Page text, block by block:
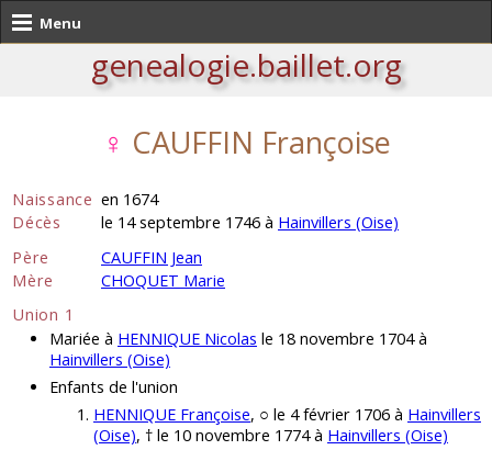
Menu
genealogie.baillet.org
♀ CAUFFIN Françoise
Naissance en 1674
Décès
le 14 septembre 1746 à Hainvillers (Oise)
Père
CAUFFIN Jean
Mère
CHOQUET Marie
Union 1
Mariée à HENNIQUE Nicolas le 18 novembre 1704 à
Hainvillers (Oise)
Enfants de l'union
HENNIQUE Françoise, ○ le 4 février 1706 à Hainvillers
(Oise), † le 10 novembre 1774 à Hainvillers (Oise)